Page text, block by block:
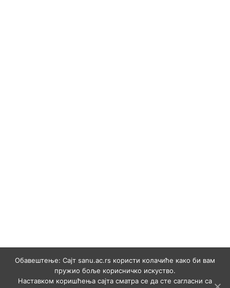
Обавештење: Сајт sanu.ac.rs користи колачиће како би вам
пружио боље корисничко искуство.
Наставком коришћења сајта сматра се да сте сагласни са